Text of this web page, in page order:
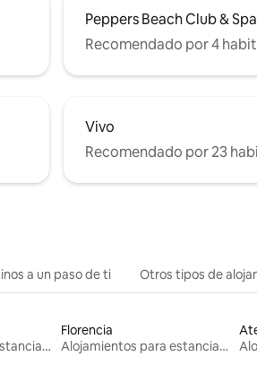
Peppers Beach Club & Spa
Recomendado por 4
Vivo
Recomendado por 23
a un paso de ti Otros tipos de
Alojamientos para estancias largas
Florencia
Alojamientos para estancias largas